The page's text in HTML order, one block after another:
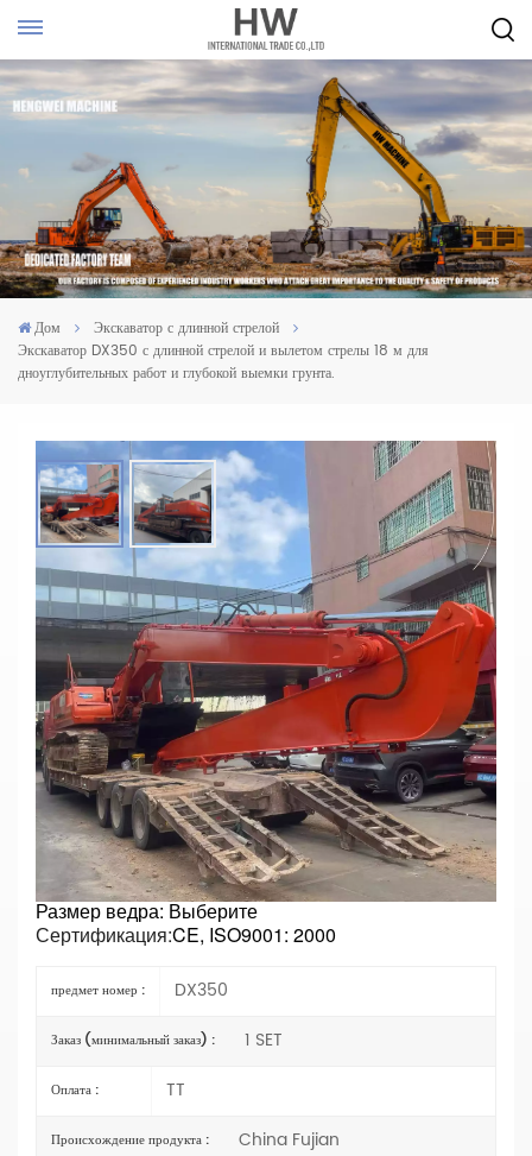
Дом
Экскаватор с длинной стрелой
Экскаватор DX350 с длинной стрелой и вылетом стрелы 18 м для
дноуглубительных работ и глубокой выемки грунта.
Экскаватор DX350 С Длинной Стрелой И
Вылетом Стрелы 18 М Для Дноуглубительных
Работ И Глубокой Выемки Грунта.
Основные параметры
Номер модели: DX350
Тип:Экскаватор с длинной стрелой
Длина: 18 м
Материалы:Q355B или Q690D
Состояние: Новое
Тип цилиндра рычага:Вид внешней торговли
(внешняя)
Спецификация: OEM
Размер ведра: Выберите
Сертификация:CE, ISO9001: 2000
предмет номер : DX350
Заказ (минимальный заказ) : 1 SET
Оплата : TT
Происхождение продукта : China Fujian